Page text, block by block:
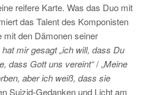
reifere Karte. Was das Duo mit
das Talent des Komponisten
mit den Dämonen seiner
mir gesagt „ich will, dass Du
dass Gott uns vereint“/ „Meine
aber ich weiß, dass sie
Suizid-Gedanken und Licht am